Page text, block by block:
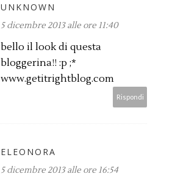
UNKNOWN
5 dicembre 2013 alle ore 11:40
bello il look di questa
bloggerina!! :p ;*
www.getitrightblog.com
Rispondi
ELEONORA
5 dicembre 2013 alle ore 16:54